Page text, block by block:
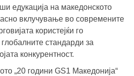
едукација на македонското
вклучување во современите
користејќи го
глобалните стандарди за
конкурентност.
„20 години GS1 Македонија“